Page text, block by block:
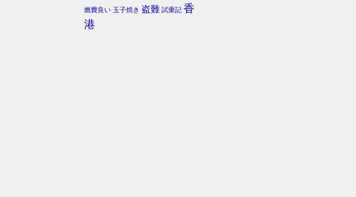
燃費良い 玉子焼き 盗難 試乗記 香
港